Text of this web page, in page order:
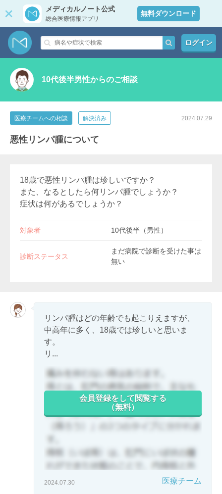
メディカルノート公式
総合医療情報アプリ
無料ダウンロード
ログイン
10代後半男性からのご相談
医療チームへの相談 解決済み 2024.07.29
悪性リンパ腫について
18歳で悪性リンパ腫は珍しいですか？
また、なるとしたら何リンパ腫でしょうか？
症状は何があるでしょうか？
対象者 10代後半（男性）
診断ステータス
まだ病院で診断を受けた事は
無い
リンパ腫はどの年齢でも起こりえますが、
中高年に多く、18歳では珍しいと思いま
す。
リ...
会員登録をして閲覧する
（無料）
2024.07.30 医療チーム